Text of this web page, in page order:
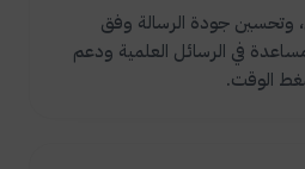
وتحسين جودة الرسالة وفق
في الرسائل العلمية ودعم
الوقت.